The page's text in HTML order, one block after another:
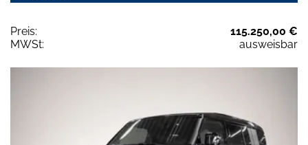
Preis:
115.250,00 €
MWSt:
ausweisbar